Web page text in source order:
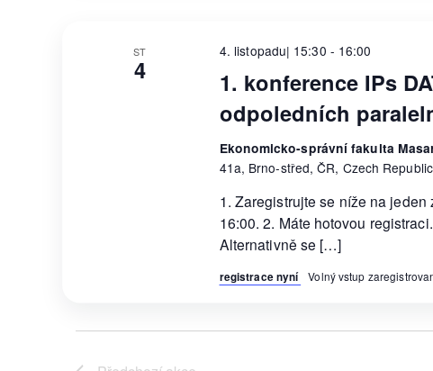
ST
4
1. konference IPs
odpoledních
4. listopadu| 15:30 - 16:00
Ekonomicko-správní fakulta
41a, Brno-střed, ČR, Czech Republic
1. Zaregistrujte se níže na
16:00. 2. Máte hotovou
Alternativně se […]
registrace nyní Volný vstup